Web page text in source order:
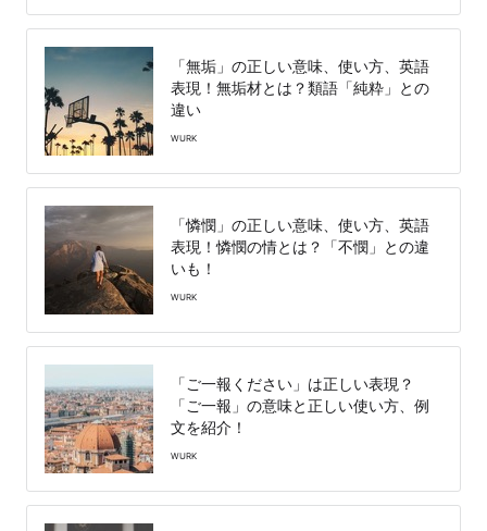
「無垢」の正しい意味、使い方、英語
表現！無垢材とは？類語「純粋」との
違い
WURK
「憐憫」の正しい意味、使い方、英語
表現！憐憫の情とは？「不憫」との違
いも！
WURK
「ご一報ください」は正しい表現？
「ご一報」の意味と正しい使い方、例
文を紹介！
WURK